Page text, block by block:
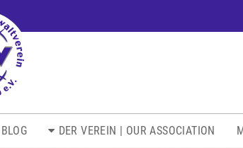
BLOG DER VEREIN | OUR ASSOCIATION